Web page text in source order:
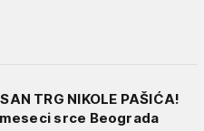
TRG NIKOLE PAŠIĆA!
srce Beograda